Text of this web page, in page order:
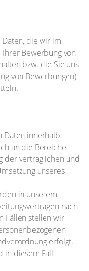
die wir im
Bewerbung von
bzw. die Sie uns
von Bewerbungen)
Daten innerhalb
an die Bereiche
der vertraglichen und
unseres
in unserem
nach
Fällen stellen wir
erfolgt.
in diesem Fall